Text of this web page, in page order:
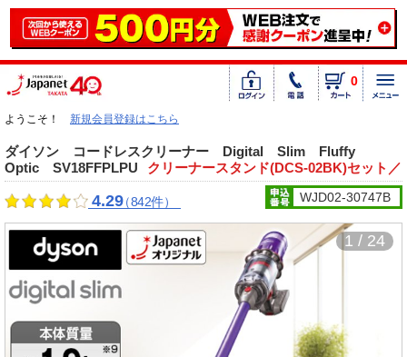
0
ようこそ！ 新規会員登録はこちら
ダイソン コードレスクリーナー Digital Slim Fluffy
Optic SV18FFPLPU
クリーナースタンド(DCS-02BK)セット／
4.29（842件） WJD02-30747B
1 / 24